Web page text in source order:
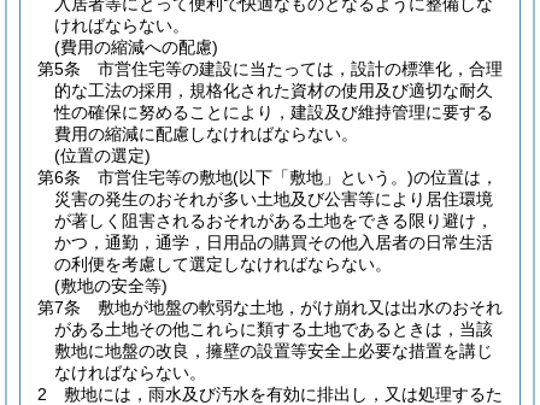
ければならない。
(費用の縮減への配慮)
第5条
市営住宅等の建設に当たっては，設計の標準化，合理
的な工法の採用，規格化された資材の使用及び適切な耐久
性の確保に努めることにより，建設及び維持管理に要する
費用の縮減に配慮しなければならない。
(位置の選定)
第6条
市営住宅等の敷地(以下「敷地」という。)の位置は，
災害の発生のおそれが多い土地及び公害等により居住環境
が著しく阻害されるおそれがある土地をできる限り避け，
かつ，通勤，通学，日用品の購買その他入居者の日常生活
の利便を考慮して選定しなければならない。
(敷地の安全等)
第7条
敷地が地盤の軟弱な土地，がけ崩れ又は出水のおそれ
がある土地その他これらに類する土地であるときは，当該
敷地に地盤の改良，擁壁の設置等安全上必要な措置を講じ
なければならない。
2
敷地には，雨水及び汚水を有効に排出し，又は処理するた